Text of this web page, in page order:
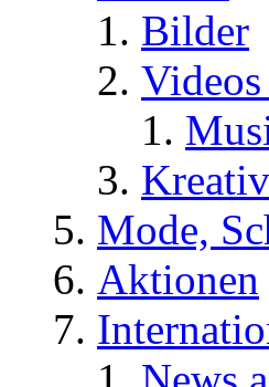
Bilder
Mode,
Aktionen